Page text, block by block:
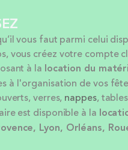
vous faut parmi celui
vous créez votre compte
à la location du
à l'organisation de vos
verres, nappes,
est disponible à la
Lyon, Orléans,